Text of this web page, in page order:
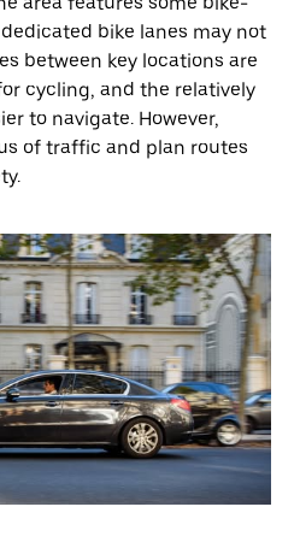
bike lanes may not
between key locations are
cycling, and the relatively
to navigate. However,
of traffic and plan routes